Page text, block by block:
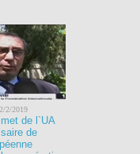
2/2019
de l`UA
de